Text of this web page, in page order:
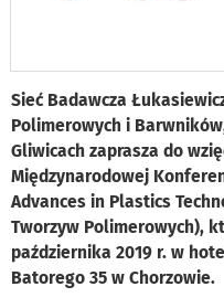
Sieć Badawcza
Polimerowych i
Gliwicach zaprasza do
Międzynarodowej
Advances in Plastics
Tworzyw Polimerowych),
października 2019 r. w
Batorego 35 w Chorzowie.